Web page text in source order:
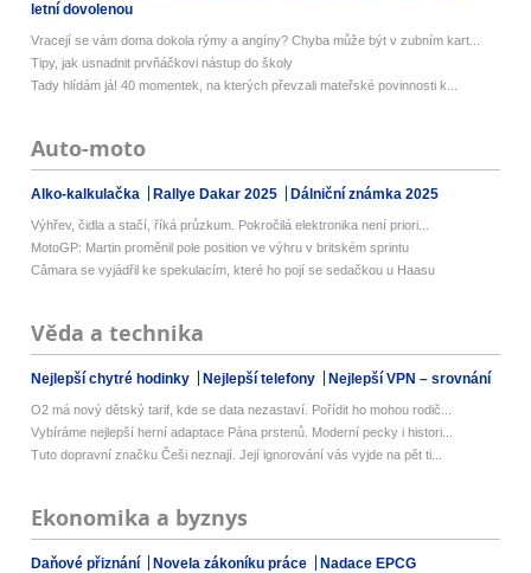
letní dovolenou
Vracejí se vám doma dokola rýmy a angíny? Chyba může být v zubním kart...
Tipy, jak usnadnit prvňáčkovi nástup do školy
Tady hlídám já! 40 momentek, na kterých převzali mateřské povinnosti k...
Auto-moto
Alko-kalkulačka Rallye Dakar 2025 Dálniční známka 2025
Výhřev, čidla a stačí, říká průzkum. Pokročilá elektronika není priori...
MotoGP: Martin proměnil pole position ve výhru v britském sprintu
Câmara se vyjádřil ke spekulacím, které ho pojí se sedačkou u Haasu
Věda a technika
Nejlepší chytré hodinky Nejlepší telefony Nejlepší VPN – srovnání
O2 má nový dětský tarif, kde se data nezastaví. Pořídit ho mohou rodič...
Vybíráme nejlepší herní adaptace Pána prstenů. Moderní pecky i histori...
Tuto dopravní značku Češi neznají. Její ignorování vás vyjde na pět ti...
Ekonomika a byznys
Daňové přiznání Novela zákoníku práce Nadace EPCG